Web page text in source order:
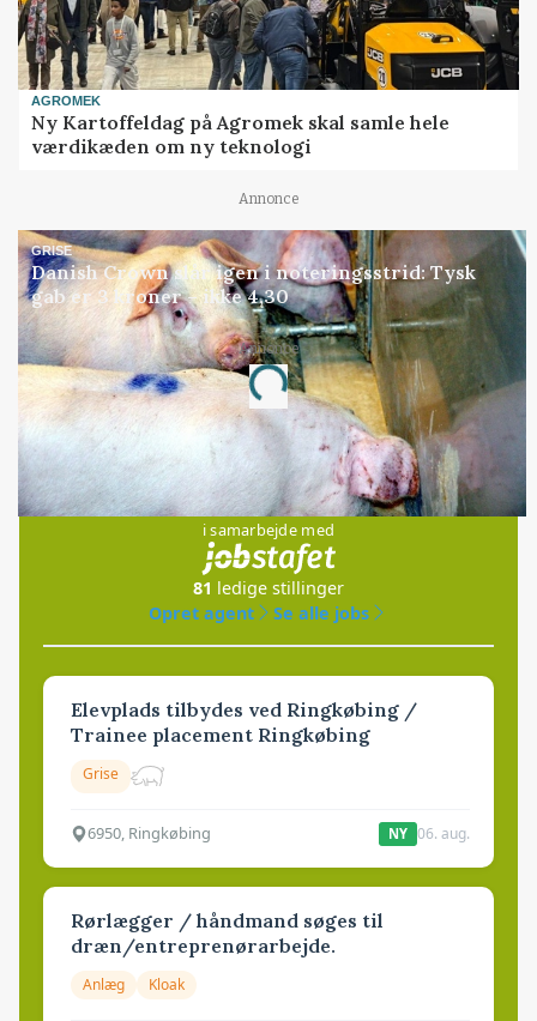
AGROMEK
Ny Kartoffeldag på Agromek skal samle hele
værdikæden om ny teknologi
Annonce
GRISE
Danish Crown slår igen i noteringsstrid: Tysk
gab er 3 kroner – ikke 4,30
Annonce
Loading...
Jobs
i samarbejde med
81 ledige stillinger
Opret agent
Se alle jobs
Elevplads tilbydes ved Ringkøbing /
Trainee placement Ringkøbing
Grise
6950, Ringkøbing NY 06. aug.
Rørlægger / håndmand søges til
dræn/entreprenørarbejde.
Anlæg Kloak